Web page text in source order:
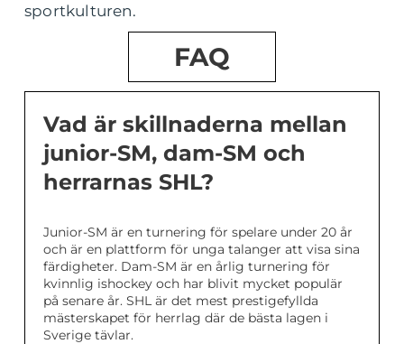
sportkulturen.
FAQ
Vad är skillnaderna mellan
junior-SM, dam-SM och
herrarnas SHL?
Junior-SM är en turnering för spelare under 20 år
och är en plattform för unga talanger att visa sina
färdigheter. Dam-SM är en årlig turnering för
kvinnlig ishockey och har blivit mycket populär
på senare år. SHL är det mest prestigefyllda
mästerskapet för herrlag där de bästa lagen i
Sverige tävlar.